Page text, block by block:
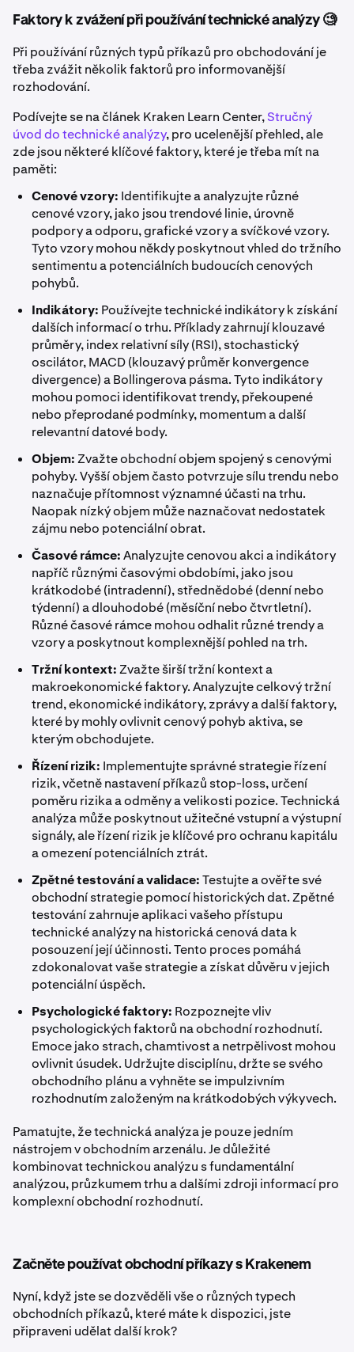
Faktory k zvážení při používání technické analýzy 🧐
Při používání různých typů příkazů pro obchodování je
třeba zvážit několik faktorů pro informovanější
rozhodování.
Podívejte se na článek Kraken Learn Center,Stručný
úvod do technické analýzy, pro ucelenější přehled, ale
zde jsou některé klíčové faktory, které je třeba mít na
paměti:
Cenové vzory: Identifikujte a analyzujte různé
cenové vzory, jako jsou trendové linie, úrovně
podpory a odporu, grafické vzory a svíčkové vzory.
Tyto vzory mohou někdy poskytnout vhled do tržního
sentimentu a potenciálních budoucích cenových
pohybů.
Indikátory: Používejte technické indikátory k získání
dalších informací o trhu. Příklady zahrnují klouzavé
průměry, index relativní síly (RSI), stochastický
oscilátor, MACD (klouzavý průměr konvergence
divergence) a Bollingerova pásma. Tyto indikátory
mohou pomoci identifikovat trendy, překoupené
nebo přeprodané podmínky, momentum a další
relevantní datové body.
Objem:Zvažte obchodní objem spojený s cenovými
pohyby. Vyšší objem často potvrzuje sílu trendu nebo
naznačuje přítomnost významné účasti na trhu.
Naopak nízký objem může naznačovat nedostatek
zájmu nebo potenciální obrat.
Časové rámce:Analyzujte cenovou akci a indikátory
napříč různými časovými obdobími, jako jsou
krátkodobé (intradenní), střednědobé (denní nebo
týdenní) a dlouhodobé (měsíční nebo čtvrtletní).
Různé časové rámce mohou odhalit různé trendy a
vzory a poskytnout komplexnější pohled na trh.
Tržní kontext:Zvažte širší tržní kontext a
makroekonomické faktory. Analyzujte celkový tržní
trend, ekonomické indikátory, zprávy a další faktory,
které by mohly ovlivnit cenový pohyb aktiva, se
kterým obchodujete.
Řízení rizik: Implementujte správné strategie řízení
rizik, včetně nastavení příkazů stop-loss, určení
poměru rizika a odměny a velikosti pozice. Technická
analýza může poskytnout užitečné vstupní a výstupní
signály, ale řízení rizik je klíčové pro ochranu kapitálu
a omezení potenciálních ztrát.
Zpětné testování a validace:Testujte a ověřte své
obchodní strategie pomocí historických dat. Zpětné
testování zahrnuje aplikaci vašeho přístupu
technické analýzy na historická cenová data k
posouzení její účinnosti. Tento proces pomáhá
zdokonalovat vaše strategie a získat důvěru v jejich
potenciální úspěch.
Psychologické faktory: Rozpoznejte vliv
psychologických faktorů na obchodní rozhodnutí.
Emoce jako strach, chamtivost a netrpělivost mohou
ovlivnit úsudek. Udržujte disciplínu, držte se svého
obchodního plánu a vyhněte se impulzivním
rozhodnutím založeným na krátkodobých výkyvech.
Pamatujte, že technická analýza je pouze jedním
nástrojem v obchodním arzenálu. Je důležité
kombinovat technickou analýzu s fundamentální
analýzou, průzkumem trhu a dalšími zdroji informací pro
komplexní obchodní rozhodnutí.
Začněte používat obchodní příkazy s Krakenem
Nyní, když jste se dozvěděli vše o různých typech
obchodních příkazů, které máte k dispozici, jste
připraveni udělat další krok?